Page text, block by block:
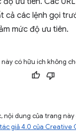
cả các lệnh gọi
mức độ ưu tiên.
có hữu ích không
nội dung của trang
giả 4.0 của Creative